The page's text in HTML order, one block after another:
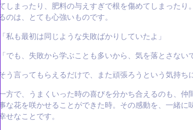
てしまったり、肥料の与えすぎで根を傷めてしまったり
るのは、とても心強いものです。
「私も最初は同じような失敗ばかりしていたよ」
「でも、失敗から学ぶことも多いから、気を落とさない
そう言ってもらえるだけで、また頑張ろうという気持ち
一方で、うまくいった時の喜びを分かち合えるのも、
事な花を咲かせることができた時。その感動を、一緒
幸せなことです。